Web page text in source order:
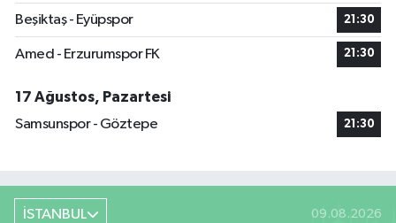
Beşiktaş - Eyüpspor 21:30
Amed - Erzurumspor FK 21:30
17 Ağustos, Pazartesi
Samsunspor - Göztepe
21:30
İSTANBUL 09.08.2026